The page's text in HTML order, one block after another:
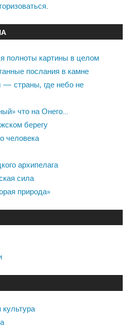
полноты картины в целом
послания в камне
страны, где небо не
что на Онего…
берегу
человека
архипелага
сила
природа»